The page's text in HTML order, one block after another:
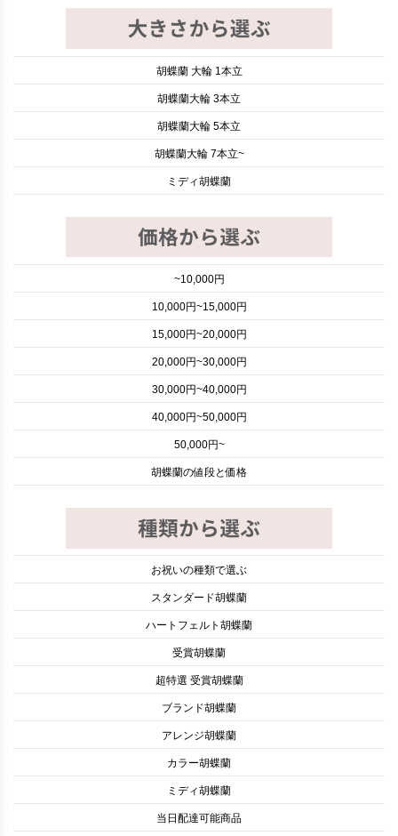
胡蝶蘭 大輪 1本立
胡蝶蘭大輪 3本立
胡蝶蘭大輪 5本立
胡蝶蘭大輪 7本立~
ミディ胡蝶蘭
~10,000円
10,000円~15,000円
15,000円~20,000円
20,000円~30,000円
30,000円~40,000円
40,000円~50,000円
50,000円~
胡蝶蘭の値段と価格
お祝いの種類で選ぶ
スタンダード胡蝶蘭
ハートフェルト胡蝶蘭
受賞胡蝶蘭
超特選 受賞胡蝶蘭
ブランド胡蝶蘭
アレンジ胡蝶蘭
カラー胡蝶蘭
ミディ胡蝶蘭
当日配達可能商品